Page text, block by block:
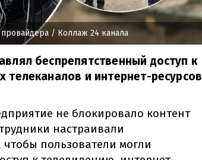
провайдера / Коллаж 24 канала
беспрепятственный доступ к
телеканалов и интернет-ресурсов
не блокировало контент
настраивали
пользователи могли